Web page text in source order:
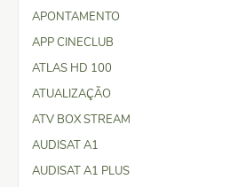
APONTAMENTO
APP CINECLUB
ATLAS HD 100
ATUALIZAÇÃO
ATV BOX STREAM
AUDISAT A1
AUDISAT A1 PLUS